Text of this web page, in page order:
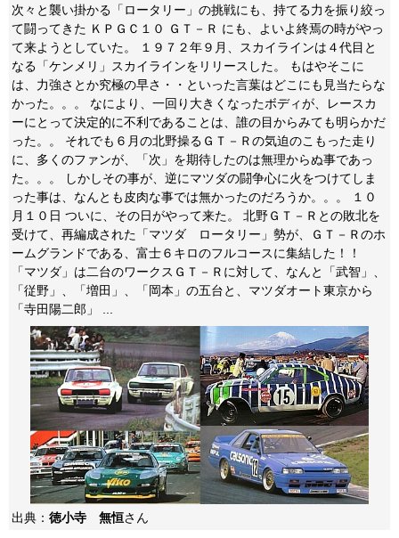
次々と襲い掛かる「ロータリー」の挑戦にも、持てる力を振り絞っ
て闘ってきた ＫＰＧＣ１０ ＧＴ－Ｒ にも、よいよ終焉の時がやっ
て来ようとしていた。 １９７２年９月、スカイラインは４代目と
なる「ケンメリ」スカイラインをリリースした。 もはやそこに
は、力強さとか究極の早さ・・といった言葉はどこにも見当たらな
かった。。。 なにより、一回り大きくなったボディが、レースカ
ーにとって決定的に不利であることは、誰の目からみても明らかだ
った。。 それでも６月の北野操るＧＴ－Ｒの気迫のこもった走り
に、多くのファンが、「次」を期待したのは無理からぬ事であっ
た。。。 しかしその事が、逆にマツダの闘争心に火をつけてしま
った事は、なんとも皮肉な事では無かったのだろうか。。。 １０
月１０日 ついに、その日がやって来た。 北野ＧＴ－Ｒとの敗北を
受けて、再編成された「マツダ ロータリー」勢が、ＧＴ－Ｒのホ
ームグランドである、富士６キロのフルコースに集結した！！
「マツダ」は二台のワークスＧＴ－Ｒに対して、なんと「武智」、
「従野」、「増田」、「岡本」の五台と、マツダオート東京から
「寺田陽二郎」 ...
出典： 徳小寺 無恒さん